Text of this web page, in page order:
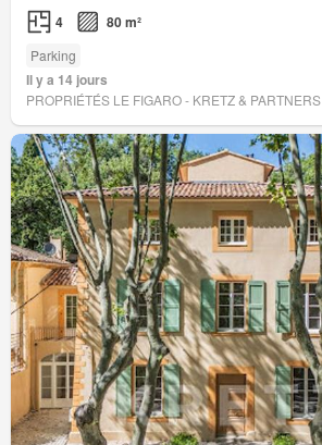
4 80 m²
Parking
Il y a 14 jours
PROPRIÉTÉS LE FIGARO - KRETZ & PARTNERS